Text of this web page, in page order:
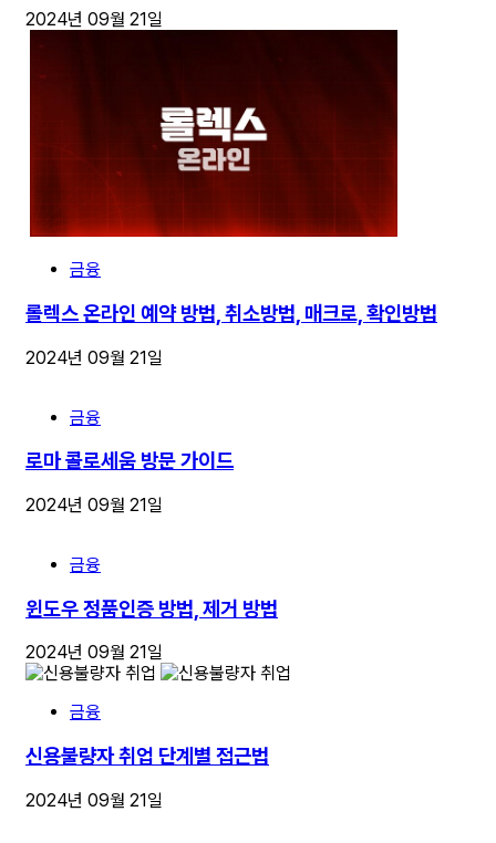
2024년 09월 21일
금융
롤렉스 온라인 예약 방법, 취소방법, 매크로, 확인방법
2024년 09월 21일
금융
로마 콜로세움 방문 가이드
2024년 09월 21일
금융
윈도우 정품인증 방법, 제거 방법
2024년 09월 21일
금융
신용불량자 취업 단계별 접근법
2024년 09월 21일